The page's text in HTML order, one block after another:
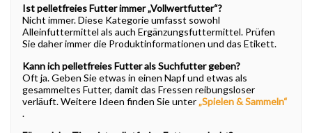
Ist pelletfreies Futter immer „Vollwertfutter“?
Nicht immer. Diese Kategorie umfasst sowohl
Alleinfuttermittel als auch Ergänzungsfuttermittel. Prüfen
Sie daher immer die Produktinformationen und das Etikett.
Kann ich pelletfreies Futter als Suchfutter geben?
Oft ja. Geben Sie etwas in einen Napf und etwas als
gesammeltes Futter, damit das Fressen reibungsloser
verläuft. Weitere Ideen finden Sie unter„Spielen & Sammeln“
.